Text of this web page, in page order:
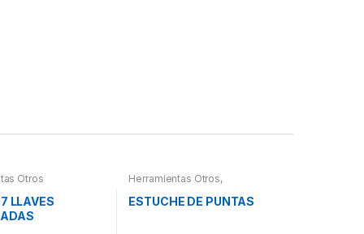
Otros
LLAVES
Herramientas Otros,
Herramientas De Mano,
Maletines Herramientas,
ESTUCHE DE PUNTAS